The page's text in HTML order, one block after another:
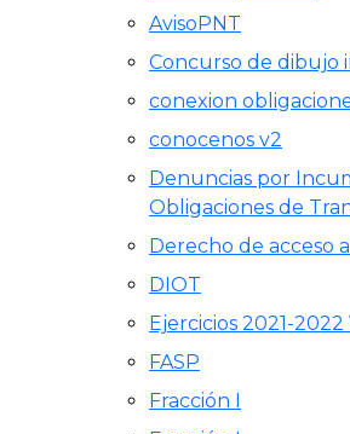
AvisoPNT
Concurso de dibujo
conexion
conocenos v2
Denuncias por
Obligaciones de
Derecho de acceso
DIOT
Ejercicios 2021-2022
FASP
Fracción I